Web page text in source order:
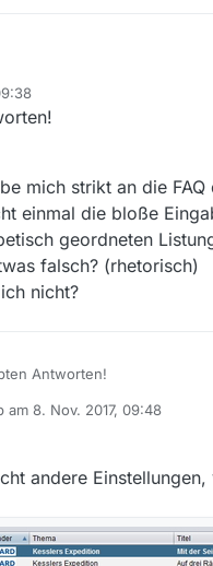
mich strikt an die
einmal die bloße
geordneten
falsch? (rhetorisch)
nicht?
Antworten!
Auch war nichts in der
am 8. Nov. 2017, 09:48
von
andere